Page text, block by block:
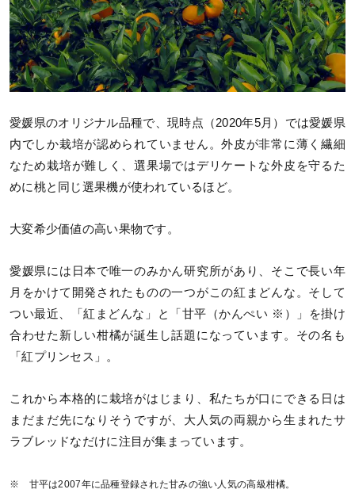
愛媛県のオリジナル品種で、現時点（2020年5月）では愛媛県
内でしか栽培が認められていません。外皮が非常に薄く繊細
なため栽培が難しく、選果場ではデリケートな外皮を守るた
めに桃と同じ選果機が使われているほど。
大変希少価値の高い果物です。
愛媛県には日本で唯一のみかん研究所があり、そこで長い年
月をかけて開発されたものの一つがこの紅まどんな。そして
つい最近、「紅まどんな」と「甘平（かんぺい ※）」を掛け
合わせた新しい柑橘が誕生し話題になっています。その名も
「紅プリンセス」。
これから本格的に栽培がはじまり、私たちが口にできる日は
まだまだ先になりそうですが、大人気の両親から生まれたサ
ラブレッドなだけに注目が集まっています。
※ 甘平は2007年に品種登録された甘みの強い人気の高級柑橘。